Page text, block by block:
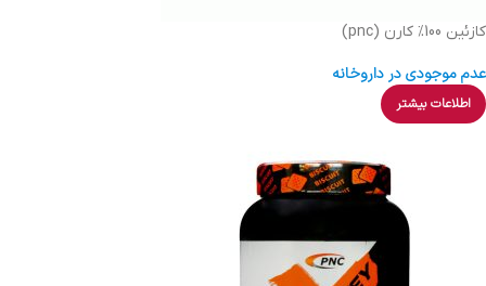
کازئین 100% کارن (pnc)
عدم موجودی در داروخانه
اطلاعات بیشتر